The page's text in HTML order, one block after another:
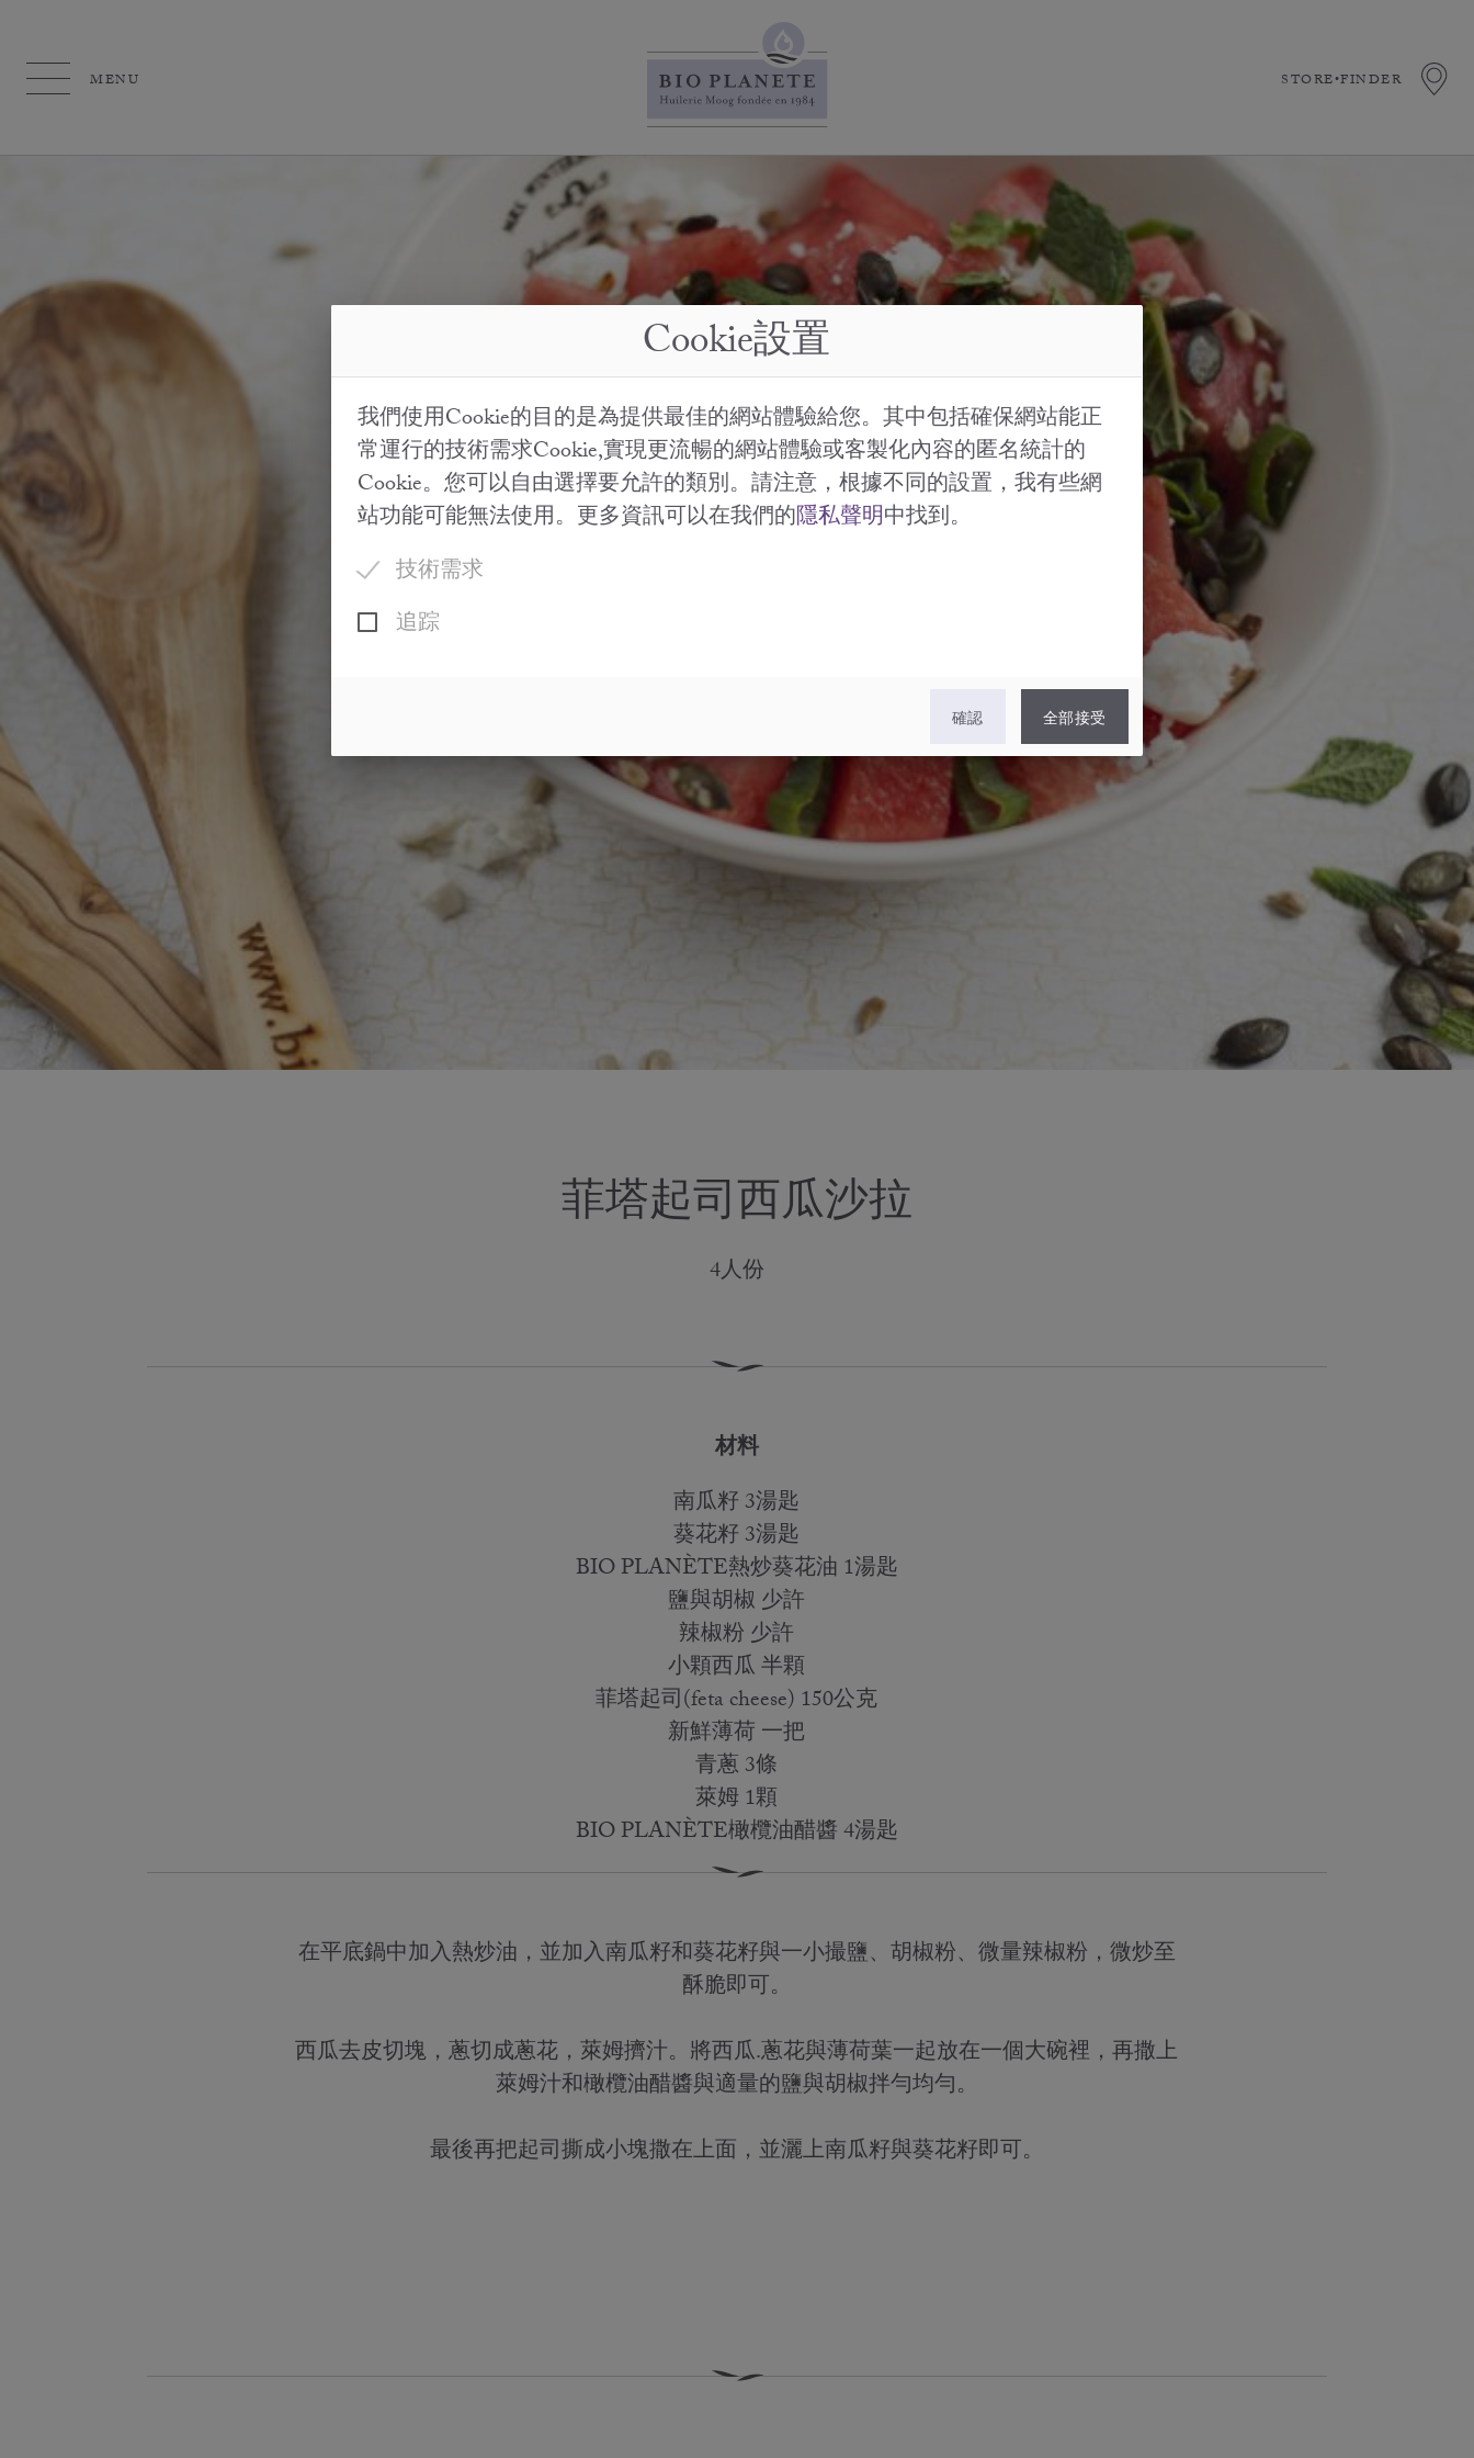
MENU STORE•FINDER
Cookie設置
我們使用Cookie的目的是為提供最佳的網站體驗給您。其中包括確保網站能正
常運行的技術需求Cookie,實現更流暢的網站體驗或客製化內容的匿名統計的
Cookie。您可以自由選擇要允許的類別。請注意，根據不同的設置，我有些網
站功能可能無法使用。更多資訊可以在我們的隱私聲明中找到。
技術需求
追踪
確認 全部接受
菲塔起司西瓜沙拉
4人份
材料
南瓜籽 3湯匙
葵花籽 3湯匙
BIO PLANÈTE熱炒葵花油 1湯匙
鹽與胡椒 少許
辣椒粉 少許
小顆西瓜 半顆
菲塔起司(feta cheese) 150公克
新鮮薄荷 一把
青蔥 3條
萊姆 1顆
BIO PLANÈTE橄欖油醋醬 4湯匙
在平底鍋中加入熱炒油，並加入南瓜籽和葵花籽與一小撮鹽、胡椒粉、微量辣椒粉，微炒至
酥脆即可。
西瓜去皮切塊，蔥切成蔥花，萊姆擠汁。將西瓜.蔥花與薄荷葉一起放在一個大碗裡，再撒上
萊姆汁和橄欖油醋醬與適量的鹽與胡椒拌勻均勻。
最後再把起司撕成小塊撒在上面，並灑上南瓜籽與葵花籽即可。